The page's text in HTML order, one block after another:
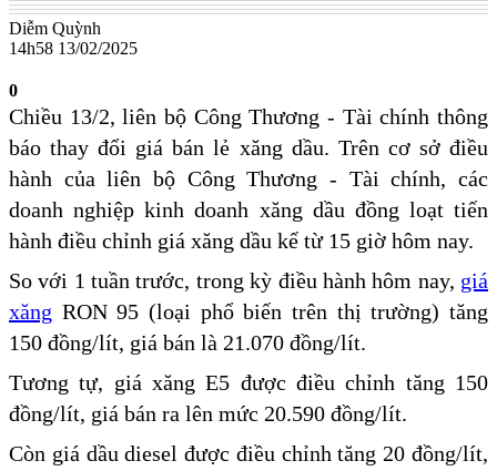
Diễm Quỳnh
14h58 13/02/2025
0
Chiều 13/2, liên bộ Công Thương - Tài chính thông
báo thay đổi giá bán lẻ xăng dầu. Trên cơ sở điều
hành của liên bộ Công Thương - Tài chính, các
doanh nghiệp kinh doanh xăng dầu đồng loạt tiến
hành điều chỉnh giá xăng dầu kể từ 15 giờ hôm nay.
So với 1 tuần trước, trong kỳ điều hành hôm nay, giá
xăng RON 95 (loại phổ biến trên thị trường) tăng
150 đồng/lít, giá bán là 21.070 đồng/lít.
Tương tự, giá xăng E5 được điều chỉnh tăng 150
đồng/lít, giá bán ra lên mức 20.590 đồng/lít.
Còn giá dầu diesel được điều chỉnh tăng 20 đồng/lít,